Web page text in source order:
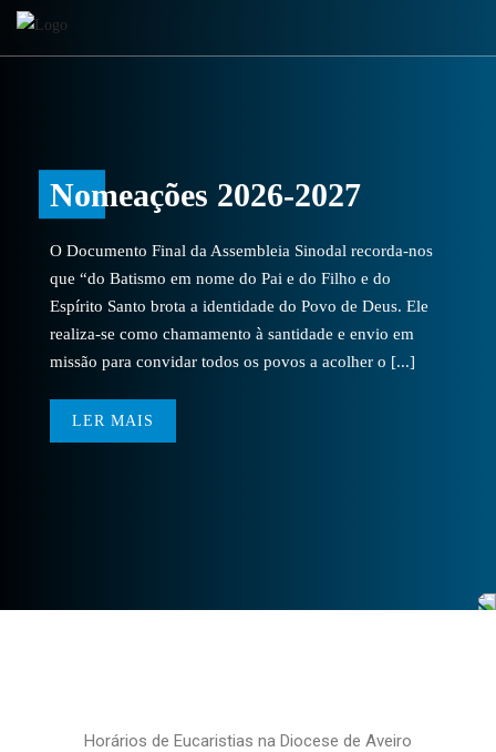
Nomeações 2026-2027
O Documento Final da Assembleia Sinodal recorda-nos
que “do Batismo em nome do Pai e do Filho e do
Espírito Santo brota a identidade do Povo de Deus. Ele
realiza-se como chamamento à santidade e envio em
missão para convidar todos os povos a acolher o [...]
LER MAIS
Horários de Eucaristias na Diocese de Aveiro